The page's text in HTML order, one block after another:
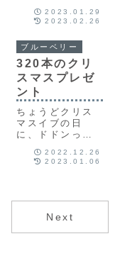
ム」。このシス
テムは、農業初
も、大きな失敗
をすることなく
育てることがで
きます。この記
事では、このバ
ッグカルチャー
システムを紹介
します。
2023.01.29
2023.02.26
ブルーベリー
320本のクリ
スマスプレゼ
ント
ちょうどクリス
マスイブの日
に、ドドンっと
苗木が届きまし
た。その数320
わせると合計
350本です！ま
クリスマスプレ
2022.12.26
2023.01.06
Next